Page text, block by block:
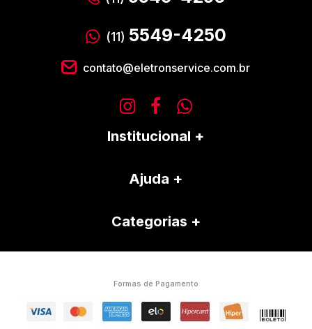
(11) 5549-4250
contato@eletronservice.com.br
Institucional
Ajuda
Categorias
Formas de Pagamento